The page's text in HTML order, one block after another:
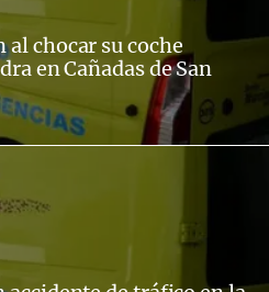
al chocar su coche
en Cañadas de San